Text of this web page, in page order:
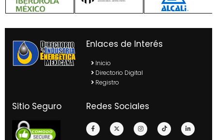
Enlaces de Interés
Inicio
Directorio Digital
Registro
Sitio Seguro Redes Sociales